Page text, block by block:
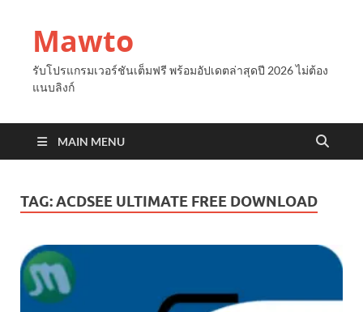
Mawto
รับโปรแกรมเวอร์ชันเต็มฟรี พร้อมอัปเดตล่าสุดปี 2026 ไม่ต้อง
แนบลิงก์
MAIN MENU
TAG:ACDSEE ULTIMATE FREE DOWNLOAD